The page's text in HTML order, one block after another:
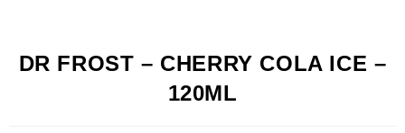
DR FROST – CHERRY COLA ICE –
120ML